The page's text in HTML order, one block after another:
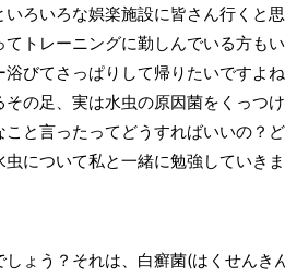
ろいろな娯楽施設に皆さん行くと
トレーニングに勤しんでいる方も
びてさっぱりして帰りたいですよ
の足、実は水虫の原因菌をくっつ
と言ったってどうすればいいの？
について私と一緒に勉強していきま
ょう？それは、白癬菌(はくせんき